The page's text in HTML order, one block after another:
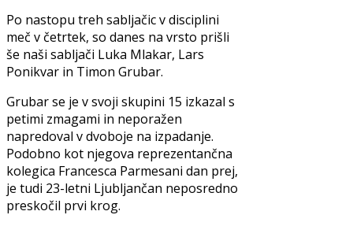
Po nastopu treh sabljačic v disciplini
meč v četrtek, so danes na vrsto prišli
še naši sabljači Luka Mlakar, Lars
Ponikvar in Timon Grubar.
Grubar se je v svoji skupini 15 izkazal s
petimi zmagami in neporažen
napredoval v dvoboje na izpadanje.
Podobno kot njegova reprezentančna
kolegica Francesca Parmesani dan prej,
je tudi 23-letni Ljubljančan neposredno
preskočil prvi krog.